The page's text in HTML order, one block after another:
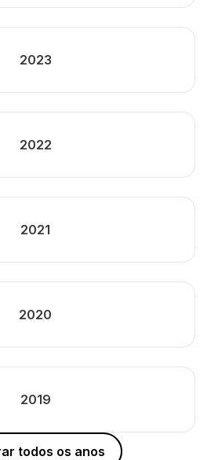
2023
2022
2021
2020
2019
todos os anos